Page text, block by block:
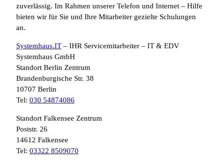
zuverlässig. Im Rahmen unserer Telefon und Internet – Hilfe
bieten wir für Sie und Ihre Mitarbeiter gezielte Schulungen
an.
Systemhaus.IT – IHR Servicemitarbeiter – IT & EDV
Systemhaus GmbH
Standort Berlin Zentrum
Brandenburgische Str. 38
10707 Berlin
Tel: 030 54874086
Standort Falkensee Zentrum
Poststr. 26
14612 Falkensee
Tel: 03322 8509070